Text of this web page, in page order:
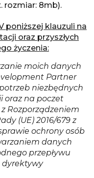
rozmiar: 8mb).
poniższej klauzuli na
oraz przyszłych
życzenia:
moich danych
Partner
niezbędnych
oraz na poczet
Rozporządzeniem
(UE) 2016/679 z
ochrony osób
danych
przepływu
dyrektywy